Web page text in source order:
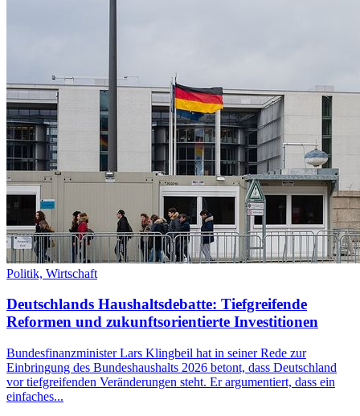
Politik, Wirtschaft
Deutschlands Haushaltsdebatte: Tiefgreifende
Reformen und zukunftsorientierte Investitionen
Bundesfinanzminister Lars Klingbeil hat in seiner Rede zur
Einbringung des Bundeshaushalts 2026 betont, dass Deutschland
vor tiefgreifenden Veränderungen steht. Er argumentiert, dass ein
einfaches...